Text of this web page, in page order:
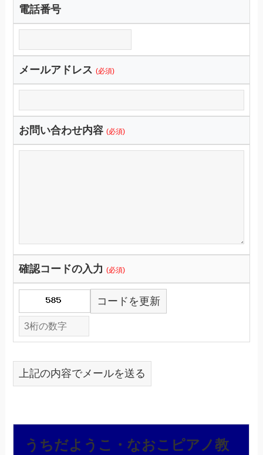
電話番号
メールアドレス (必須)
お問い合わせ内容 (必須)
確認コードの入力(必須)
コードを更新
上記の内容でメールを送る
うちだようこ・なおこピアノ教